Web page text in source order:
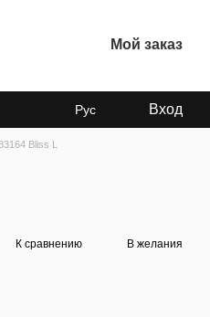
Мой заказ
Рус Вход
Bliss L
К сравнению В желания